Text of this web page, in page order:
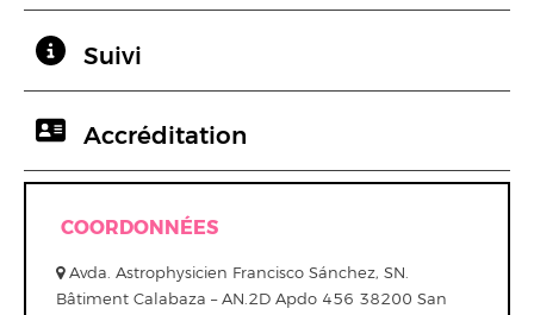
Suivi
Accréditation
COORDONNÉES
Avda. Astrophysicien Francisco Sánchez, SN.
Bâtiment Calabaza – AN.2D Apdo 456 38200 San